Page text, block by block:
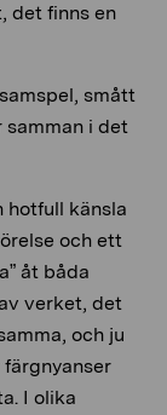
det finns en
smått
samman i det
hotfull känsla
och ett
åt båda
verket, det
och ju
I olika